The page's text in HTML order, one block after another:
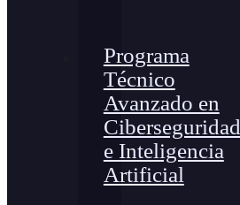
Programa
Técnico
Avanzado en
Ciberseguridad
e Inteligencia
Artificial